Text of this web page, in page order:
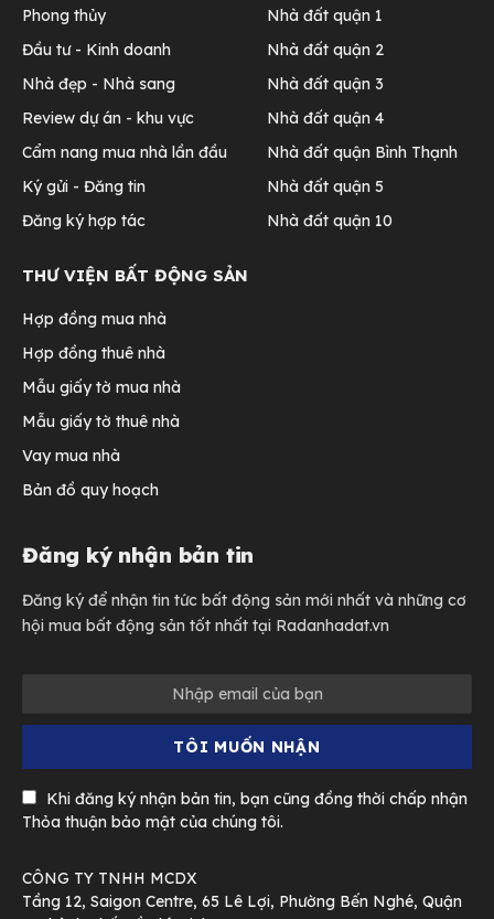
Phong thủy
Đầu tư - Kinh doanh
Nhà đẹp - Nhà sang
Review dự án - khu vực
Cẩm nang mua nhà lần đầu
Ký gửi - Đăng tin
Đăng ký hợp tác
Nhà đất quận 1
Nhà đất quận 2
Nhà đất quận 3
Nhà đất quận 4
Nhà đất quận Bình Thạnh
Nhà đất quận 5
Nhà đất quận 10
THƯ VIỆN BẤT ĐỘNG SẢN
Hợp đồng mua nhà
Hợp đồng thuê nhà
Mẫu giấy tờ mua nhà
Mẫu giấy tờ thuê nhà
Vay mua nhà
Bản đồ quy hoạch
Đăng ký nhận bản tin
Đăng ký để nhận tin tức bất động sản mới nhất và những cơ
hội mua bất động sản tốt nhất tại Radanhadat.vn
Khi đăng ký nhận bản tin, bạn cũng đồng thời chấp nhận
Thỏa thuận bảo mật của chúng tôi.
CÔNG TY TNHH MCDX
Tầng 12, Saigon Centre, 65 Lê Lợi, Phường Bến Nghé, Quận